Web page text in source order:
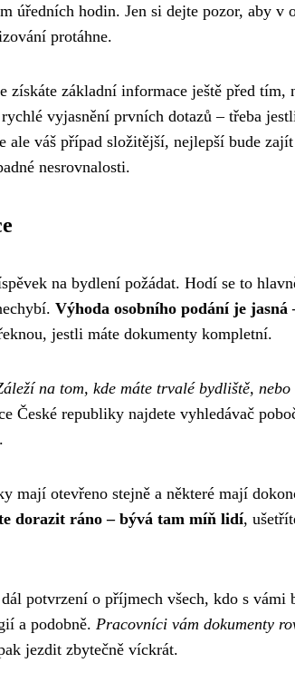
úředních hodin. Jen si dejte pozor, aby v
protáhne.
základní informace ještě před tím,
vyjasnění prvních dotazů – třeba
váš případ složitější, nejlepší bude zajít
nesrovnalosti.
na bydlení požádat. Hodí se to
Výhoda osobního podání je jasná
jestli máte dokumenty kompletní.
na tom, kde máte trvalé bydliště, nebo
České republiky najdete vyhledávač
mají otevřeno stejně a některé mají
dorazit ráno – bývá tam míň lidí,
potvrzení o příjmech všech, kdo s vámi
a podobně. Pracovníci vám dokumenty
jezdit zbytečně víckrát.